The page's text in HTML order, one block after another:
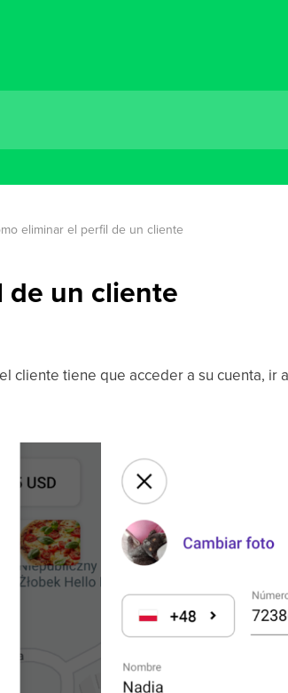
eliminar el perfil de un cliente
de un cliente
cliente tiene que acceder a su cuenta, ir